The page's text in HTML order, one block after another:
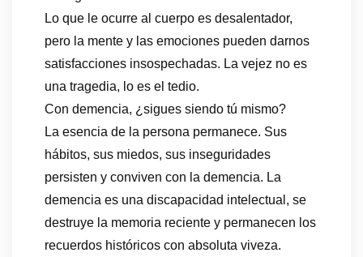
Lo que le ocurre al cuerpo es desalentador,
pero la mente y las emociones pueden darnos
satisfacciones insospechadas. La vejez no es
una tragedia, lo es el tedio.
Con demencia, ¿sigues siendo tú mismo?
La esencia de la persona permanece. Sus
hábitos, sus miedos, sus inseguridades
persisten y conviven con la demencia. La
demencia es una discapacidad intelectual, se
destruye la memoria reciente y permanecen los
recuerdos históricos con absoluta viveza.